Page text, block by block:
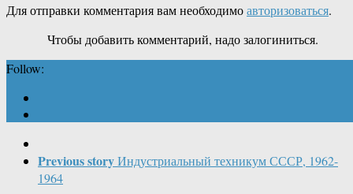
Для отправки комментария вам необходимоавторизоваться.
Чтобы добавить комментарий, надо залогиниться.
Follow:
Previous storyИндустриальный техникум СССР, 1962-
1964